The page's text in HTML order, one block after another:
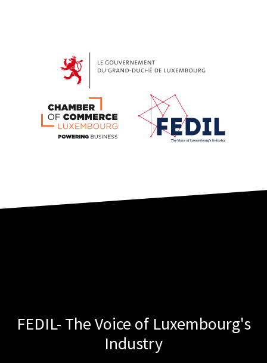
FEDIL- The Voice of Luxembourg's
Industry